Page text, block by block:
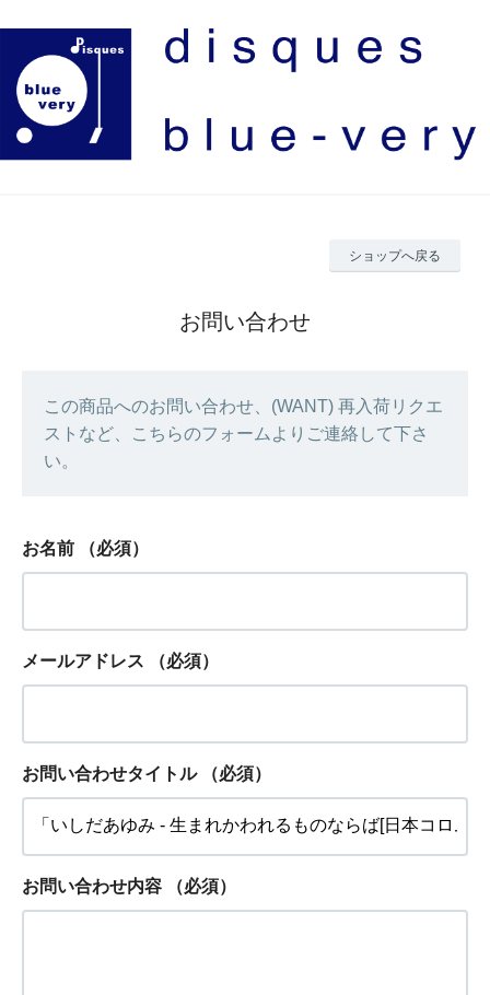
ショップへ戻る
お問い合わせ
この商品へのお問い合わせ、(WANT) 再入荷リクエ
ストなど、こちらのフォームよりご連絡して下さ
い。
お名前 （必須）
メールアドレス （必須）
お問い合わせタイトル （必須）
お問い合わせ内容 （必須）